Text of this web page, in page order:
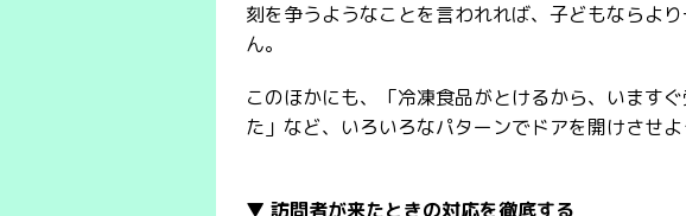
刻を争うようなことを言われれば、子どもならよ
ん。
このほかにも、「冷凍食品がとけるから、います
た」など、いろいろなパターンでドアを開けさせ
▼ 訪問者が来たときの対応を徹底する